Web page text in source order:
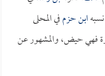
ابن حزمفي المحلى
فهي حيض، والمشهور عن